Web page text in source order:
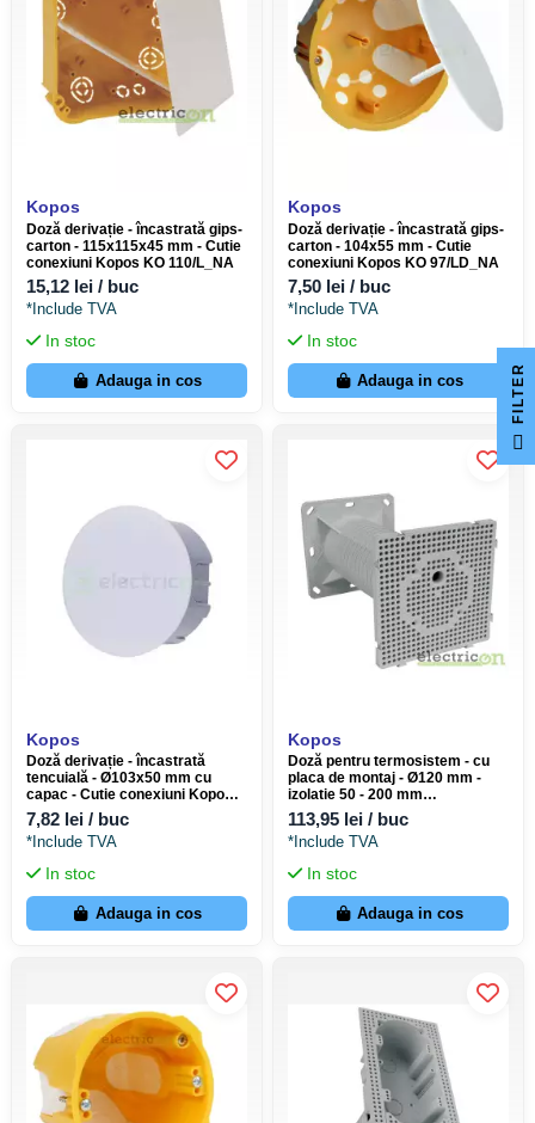
Kopos
Doză derivație - încastrată gips-
carton - 115x115x45 mm - Cutie
conexiuni Kopos KO 110/L_NA
15,12 lei / buc
*Include TVA
In stoc
Adauga in cos
Kopos
Doză derivație - încastrată gips-
carton - 104x55 mm - Cutie
conexiuni Kopos KO 97/LD_NA
7,50 lei / buc
*Include TVA
In stoc
Adauga in cos
Kopos
Doză derivație - încastrată
tencuială - Ø103x50 mm cu
capac - Cutie conexiuni Kopos
KO 97/5_KA
7,82 lei / buc
*Include TVA
In stoc
Adauga in cos
Kopos
Doză pentru termosistem - cu
placa de montaj - Ø120 mm -
izolatie 50 - 200 mm
- Kopos MDZ_KB
113,95 lei / buc
*Include TVA
In stoc
Adauga in cos
R